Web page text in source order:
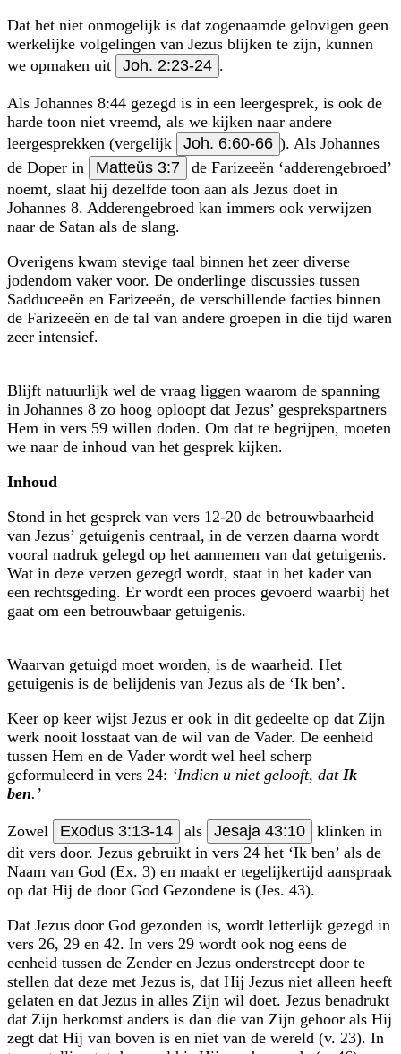
Dat het niet onmogelijk is dat zogenaamde gelovigen geen
werkelijke volge­lingen van Jezus blijken te zijn, kunnen
we opmaken uit
Joh. 2:23-24 .
Als Johannes 8:44 gezegd is in een leergesprek, is ook de
harde toon niet vreemd, als we kijken naar andere
leergesprekken (vergelijk
Joh. 6:60-66 ). Als Johannes
de Doper in
Matteüs 3:7
de Farizeeën ‘adderengebroed’
noemt, slaat hij dezelfde toon aan als Jezus doet in
Johannes 8. Adderengebroed kan immers ook verwijzen
naar de Satan als de slang.
Overigens kwam stevige taal binnen het zeer diverse
jodendom vaker voor. De onderlinge discussies tussen
Sadduceeën en Farizeeën, de verschillende facties binnen
de Farizeeën en de tal van andere groepen in die tijd waren
zeer intensief.
Blijft natuurlijk wel de vraag liggen waarom de spanning
in Johannes 8 zo hoog oploopt dat Jezus’ gesprekspartners
Hem in vers 59 willen doden. Om dat te begrijpen, moeten
we naar de inhoud van het gesprek kijken.
Inhoud
Stond in het gesprek van vers 12-20 de betrouwbaarheid
van Jezus’ getuigenis centraal, in de verzen daarna wordt
vooral nadruk gelegd op het aannemen van dat getuigenis.
Wat in deze verzen gezegd wordt, staat in het kader van
een rechtsgeding. Er wordt een proces gevoerd waarbij het
gaat om een betrouwbaar getuigenis.
Waarvan getuigd moet worden, is de waarheid. Het
getuigenis is de belijdenis van Jezus als de ‘Ik ben’.
Keer op keer wijst Jezus er ook in dit gedeelte op dat Zijn
werk nooit losstaat van de wil van de Vader. De eenheid
tussen Hem en de Vader wordt wel heel scherp
geformuleerd in vers 24: ‘Indien u niet gelooft, dat Ik
ben.’
Zowel Exodus 3:13-14 als Jesaja 43:10
klinken in
dit vers door. Jezus gebruikt in vers 24 het ‘Ik ben’ als de
Naam van God (Ex. 3) en maakt er tegelijkertijd aan­spraak
op dat Hij de door God Gezondene is (Jes. 43).
Dat Jezus door God gezonden is, wordt letterlijk gezegd in
vers 26, 29 en 42. In vers 29 wordt ook nog eens de
eenheid tussen de Zender en Jezus onderstreept door te
stellen dat deze met Jezus is, dat Hij Jezus niet alleen heeft
gelaten en dat Jezus in alles Zijn wil doet. Jezus benadrukt
dat Zijn herkomst anders is dan die van Zijn gehoor als Hij
zegt dat Hij van boven is en niet van de wereld (v. 23). In